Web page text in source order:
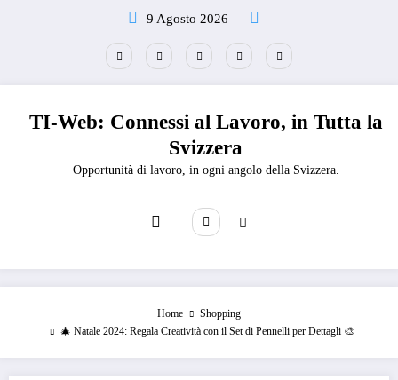
9 Agosto 2026
TI-Web: Connessi al Lavoro, in Tutta la
Svizzera
Opportunità di lavoro, in ogni angolo della Svizzera.
Home
Shopping
🎄 Natale 2024: Regala Creatività con il Set di Pennelli per Dettagli 🎨